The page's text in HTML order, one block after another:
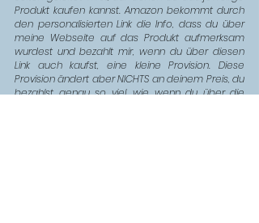
Produkt kaufen kannst. Amazon bekommt durch
den personalisierten Link die Info, dass du über
meine Webseite auf das Produkt aufmerksam
wurdest und bezahlt mir, wenn du über diesen
Link auch kaufst, eine kleine Provision. Diese
Provision ändert aber NICHTS an deinem Preis, du
bezahlst genau so viel, wie wenn du über die